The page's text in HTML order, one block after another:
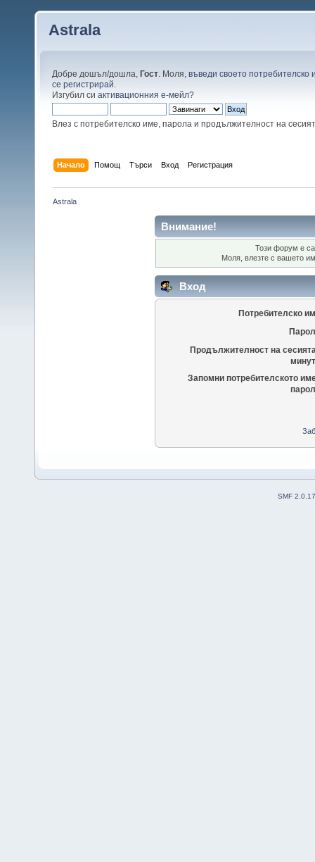
Astrala
Добре дошъл/дошла, Гост . Моля, въведи своето потребителско
се регистрирай
Изгубил си активационния е-мейл?
Влез с потребителско име, парола и продължителност на
Начало Помощ Търси Вход Регистрация
Astrala
Внимание!
Този форум е
Моля, влезте с вашето
Вход
Потребителско
Продължителност на
Запомни потребителското
SMF 2.0.17